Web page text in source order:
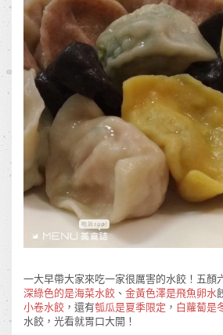
一大早帶大家來吃一家很厲害的水餃！五顏
深綠色的是海菜水餃 、 金黃色澤是飛魚卵水
小卷水餃 ，還有瓠瓜是夏季限定 ， 白蘿蔔是
水餃，光看就胃口大開！